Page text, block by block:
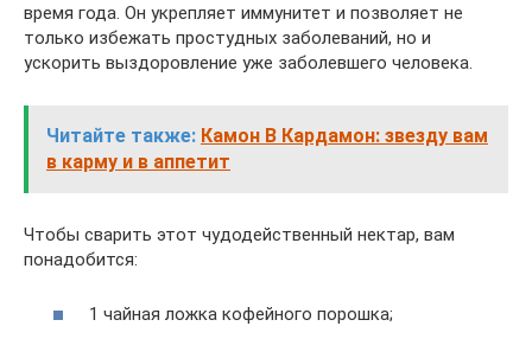
время года. Он укрепляет иммунитет и позволяет не
только избежать простудных заболеваний, но и
ускорить выздоровление уже заболевшего человека.
Читайте также: Камон В Кардамон: звезду вам
в карму и в аппетит
Чтобы сварить этот чудодейственный нектар, вам
понадобится:
1 чайная ложка кофейного порошка;